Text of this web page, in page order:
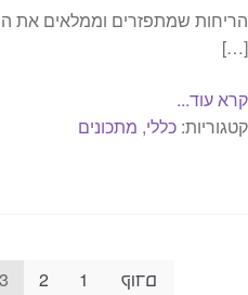
הריחות שמתפזרים וממלאים את
[…]
קרא עוד...
קטגוריות: כללי, מתכונים
קודם 1
2
3